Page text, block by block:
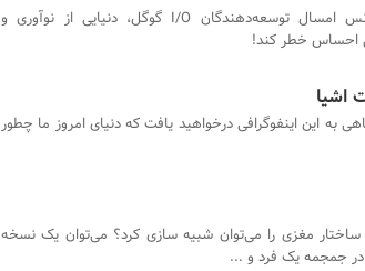
کنفرانس امسال توسعه‌دهندگان I/O گوگل، دنیایی از نوآوری و
احساس خطر کند!
به این اینفوگرافی درخواهید یافت که دنیای امروز ما چطور
ساختار مغزی را می‌توان شبیه سازی کرد؟ می‌توان یک نسخه
در جمجمه یک فرد و ...